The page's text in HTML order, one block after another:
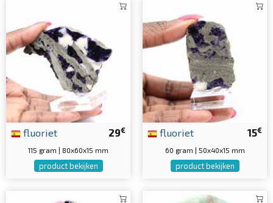
29€
fluoriet
115 gram | 80x60x15 mm
product bekijken
15€
fluoriet
60 gram | 50x40x15 mm
product bekijken